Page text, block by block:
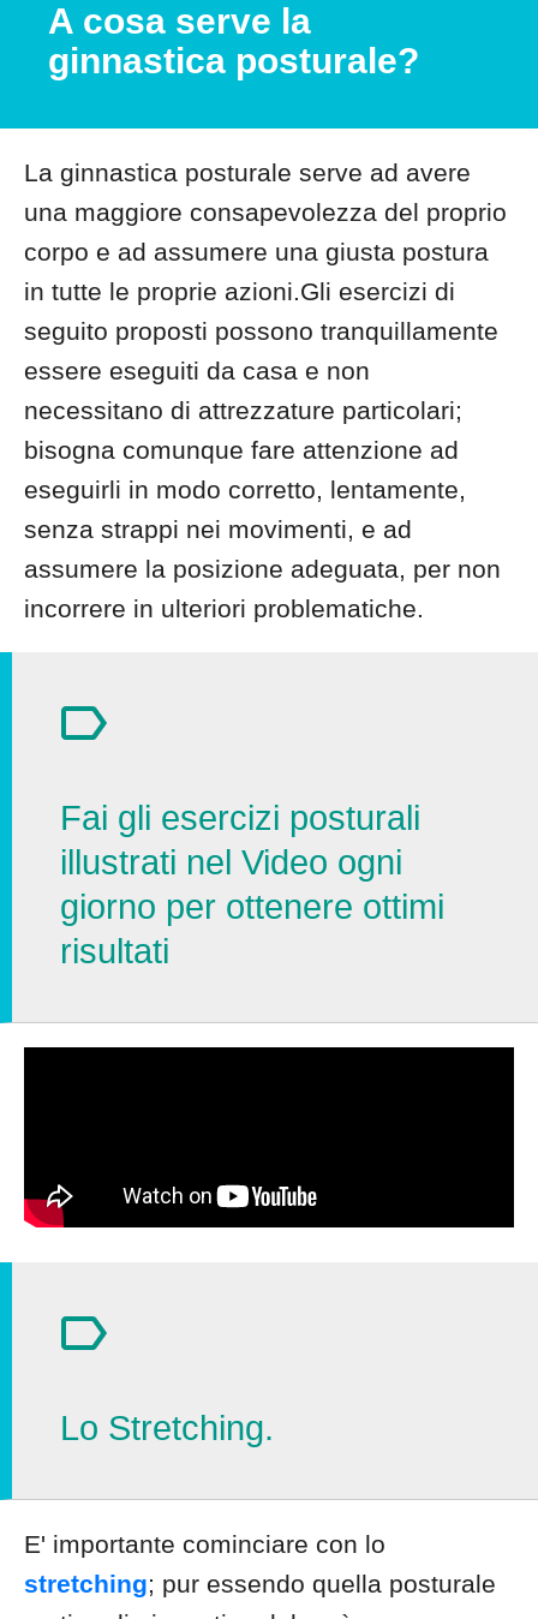
A cosa serve la
ginnastica posturale?
La ginnastica posturale serve ad avere
una maggiore consapevolezza del proprio
corpo e ad assumere una giusta postura
in tutte le proprie azioni.Gli esercizi di
seguito proposti possono tranquillamente
essere eseguiti da casa e non
necessitano di attrezzature particolari;
bisogna comunque fare attenzione ad
eseguirli in modo corretto, lentamente,
senza strappi nei movimenti, e ad
assumere la posizione adeguata, per non
incorrere in ulteriori problematiche.
Fai gli esercizi posturali
illustrati nel Video ogni
giorno per ottenere ottimi
risultati
Lo Stretching.
E' importante cominciare con lo
stretching; pur essendo quella posturale